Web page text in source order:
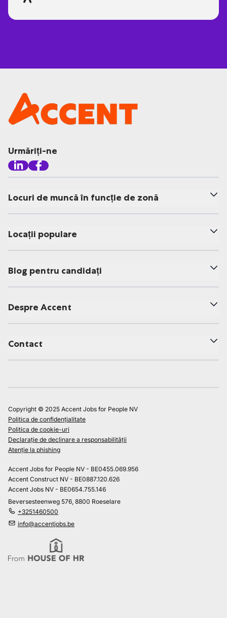
Urmăriți-ne
Locuri de muncă în funcție de zonă
Locații populare
Blog pentru candidați
Despre Accent
Contact
Copyright © 2025 Accent Jobs for People NV
Politica de confidențialitate
Politica de cookie-uri
Declarație de declinare a responsabilității
Atenție la phishing
Accent Jobs for People NV - BE0455.069.956
Accent Construct NV - BE0887.120.626
Accent Jobs NV - BE0654.755.146
Beversesteenweg 576, 8800 Roeselare
+3251460500
info@accentjobs.be